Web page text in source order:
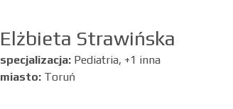
Elżbieta Strawińska
specjalizacja: Pediatria, +1 inna
miasto: Toruń